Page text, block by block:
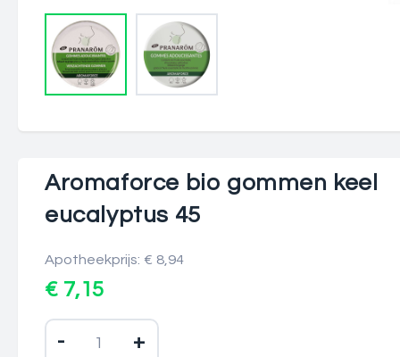
Aromaforce bio gommen keel
eucalyptus 45
Apotheekprijs: € 8,94
€ 7,15
- +